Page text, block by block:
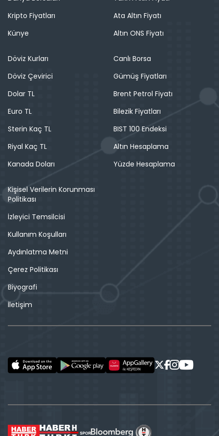
Kripto Fiyatları
Künye
Ata Altın Fiyatı
Altın ONS Fiyatı
Döviz Kurları
Döviz Çevirici
Dolar TL
Euro TL
Sterin Kaç TL
Riyal Kaç TL
Kanada Doları
Canlı Borsa
Gümüş Fiyatları
Brent Petrol Fiyatı
Bilezik Fiyatları
BIST 100 Endeksi
Altın Hesaplama
Yüzde Hesaplama
Kişisel Verilerin Korunması
Politikası
İzleyici Temsilcisi
Kullanım Koşulları
Aydınlatma Metni
Çerez Politikası
Biyografi
İletişim